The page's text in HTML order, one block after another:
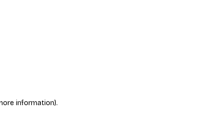
information).